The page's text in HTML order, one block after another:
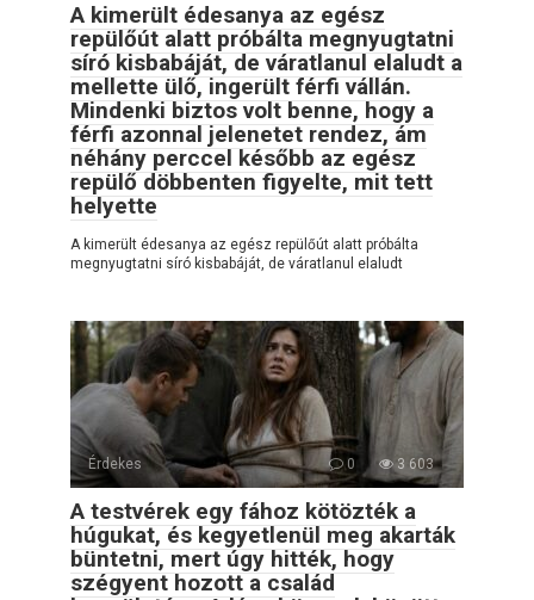
A kimerült édesanya az egész
repülőút alatt próbálta megnyugtatni
síró kisbabáját, de váratlanul elaludt a
mellette ülő, ingerült férfi vállán.
Mindenki biztos volt benne, hogy a
férfi azonnal jelenetet rendez, ám
néhány perccel később az egész
repülő döbbenten figyelte, mit tett
helyette
A kimerült édesanya az egész repülőút alatt próbálta
megnyugtatni síró kisbabáját, de váratlanul elaludt
Érdekes 0 3 603
A testvérek egy fához kötözték a
húgukat, és kegyetlenül meg akarták
büntetni, mert úgy hitték, hogy
szégyent hozott a család